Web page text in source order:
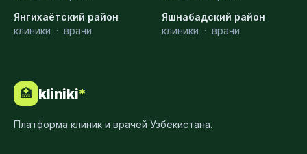
Янгихаётский район
клиники · врачи
Яшнабадский район
клиники · врачи
🏥 kliniki*
Платформа клиник и врачей Узбекистана.